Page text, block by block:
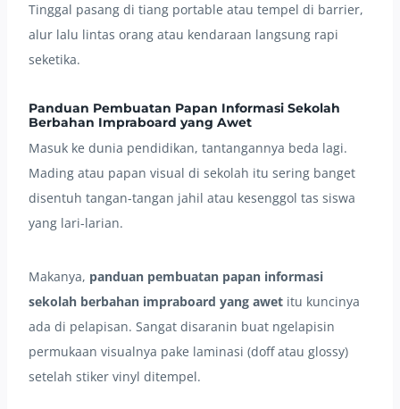
Tinggal pasang di tiang portable atau tempel di barrier,
alur lalu lintas orang atau kendaraan langsung rapi
seketika.
Panduan Pembuatan Papan Informasi Sekolah
Berbahan Impraboard yang Awet
Masuk ke dunia pendidikan, tantangannya beda lagi.
Mading atau papan visual di sekolah itu sering banget
disentuh tangan-tangan jahil atau kesenggol tas siswa
yang lari-larian.
Makanya, panduan pembuatan papan informasi
sekolah berbahan impraboard yang awet itu kuncinya
ada di pelapisan. Sangat disaranin buat ngelapisin
permukaan visualnya pake laminasi (doff atau glossy)
setelah stiker vinyl ditempel.